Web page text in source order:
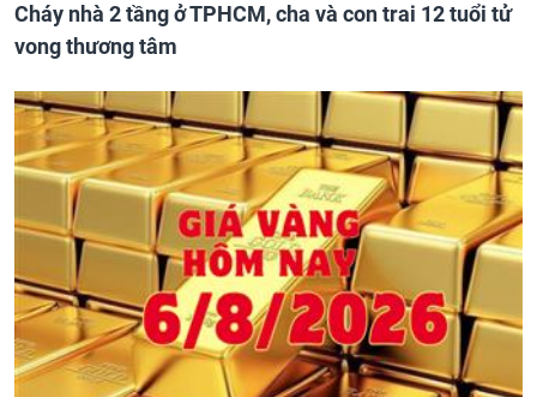
Cháy nhà 2 tầng ở TPHCM, cha và con trai 12 tuổi tử
vong thương tâm